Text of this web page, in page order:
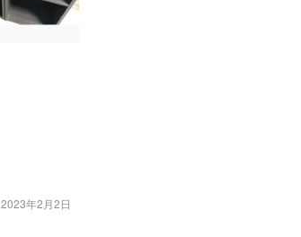
2023年2月2日